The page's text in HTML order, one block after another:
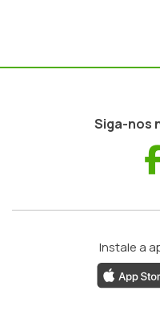
Siga-nos
Instale a